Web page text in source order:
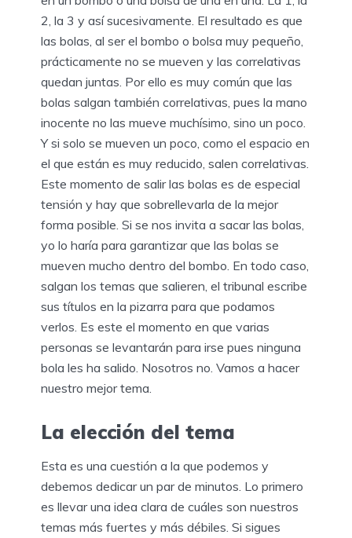
2, la 3 y así sucesivamente. El resultado es que
las bolas, al ser el bombo o bolsa muy pequeño,
prácticamente no se mueven y las correlativas
quedan juntas. Por ello es muy común que las
bolas salgan también correlativas, pues la mano
inocente no las mueve muchísimo, sino un poco.
Y si solo se mueven un poco, como el espacio en
el que están es muy reducido, salen correlativas.
Este momento de salir las bolas es de especial
tensión y hay que sobrellevarla de la mejor
forma posible. Si se nos invita a sacar las bolas,
yo lo haría para garantizar que las bolas se
mueven mucho dentro del bombo. En todo caso,
salgan los temas que salieren, el tribunal escribe
sus títulos en la pizarra para que podamos
verlos. Es este el momento en que varias
personas se levantarán para irse pues ninguna
bola les ha salido. Nosotros no. Vamos a hacer
nuestro mejor tema.
La elección del tema
Esta es una cuestión a la que podemos y
debemos dedicar un par de minutos. Lo primero
es llevar una idea clara de cuáles son nuestros
temas más fuertes y más débiles. Si sigues